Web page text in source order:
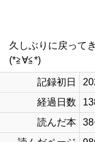
久しぶりに戻って
(*≧∀≦*)
記録初日
経過日数
読んだ本